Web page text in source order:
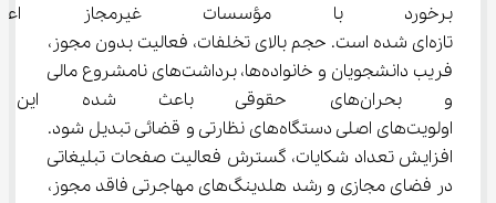
برخورد با مؤسسات غیرمجاز
تازه‌ای شده است. حجم بالای تخلفات، فعالیت بدون مجوز،
فریب دانشجویان و خانواده‌ها، برداشت‌های نامشروع مالی
و بحران‌های حقوقی باعث
اولویت‌های اصلی دستگاه‌های نظارتی و قضائی تبدیل شود.
افزایش تعداد شکایات، گسترش فعالیت صفحات تبلیغاتی
در فضای مجازی و رشد هلدینگ‌های مهاجرتی فاقد مجوز،